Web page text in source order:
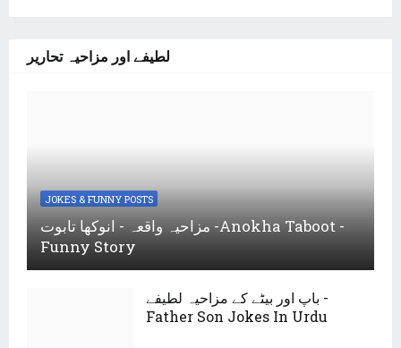
لطیفے اور مزاحیہ تحاریر
JOKES & FUNNY POSTS
مزاحیہ واقعہ - انوکھا تابوت -Anokha Taboot -
Funny Story
باپ اور بیٹے کے مزاحیہ لطیفے -
Father Son Jokes In Urdu